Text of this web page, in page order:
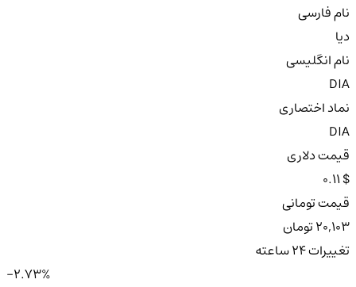
نام فارسی
دیا
نام انگلیسی
DIA
نماد اختصاری
DIA
قیمت دلاری
0.11 $
قیمت تومانی
20,103 تومان
تغییرات ۲۴ ساعته
-2.73%